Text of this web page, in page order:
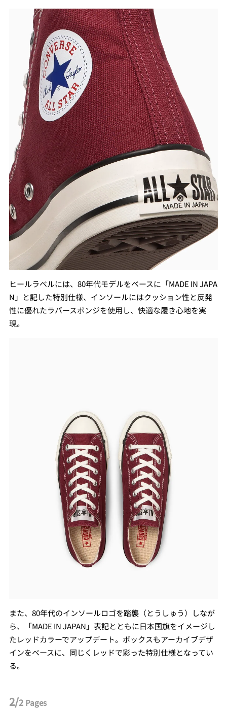
ヒールラベルには、80年代モデルをベースに「MADE IN JAPA
N」と記した特別仕様、インソールにはクッション性と反発
性に優れたラバースポンジを使用し、快適な履き心地を実
現。
また、80年代のインソールロゴを踏襲（とうしゅう）しなが
ら、「MADE IN JAPAN」表記とともに日本国旗をイメージし
たレッドカラーでアップデート。ボックスもアーカイブデザ
インをベースに、同じくレッドで彩った特別仕様となってい
る。
2/2 Pages